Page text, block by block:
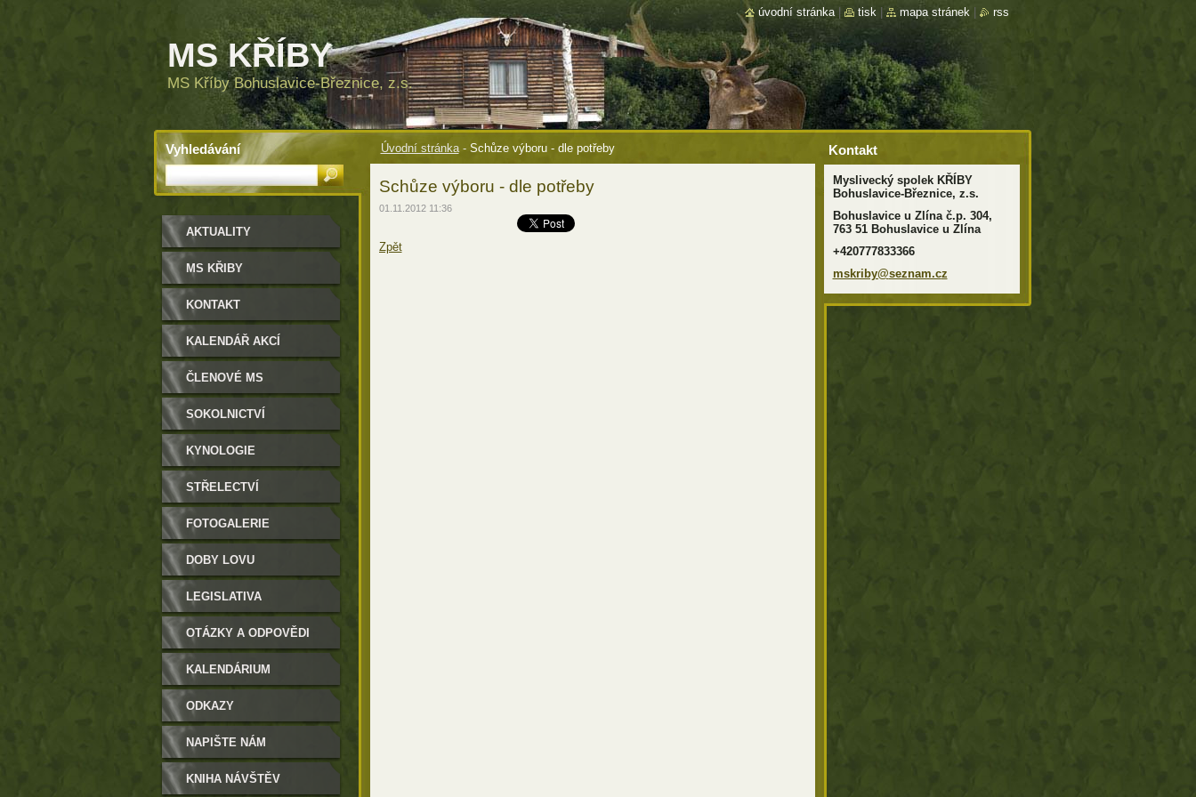
MS KŘÍBY
MS Kříby Bohuslavice-Březnice, z.s.
Úvodní stránka - Schůze výboru - dle potřeby
Schůze výboru - dle potřeby
01.11.2012 11:36
Zpět
AKTUALITY
MS KŘIBY
KONTAKT
KALENDÁŘ AKCÍ
ČLENOVÉ MS
SOKOLNICTVÍ
KYNOLOGIE
STŘELECTVÍ
FOTOGALERIE
DOBY LOVU
LEGISLATIVA
OTÁZKY A ODPOVĚDI
KALENDÁRIUM
ODKAZY
NAPIŠTE NÁM
KNIHA NÁVŠTĚV
Kontakt
Myslivecký spolek KŘÍBY
Bohuslavice-Březnice, z.s.
Bohuslavice u Zlína č.p. 304,
763 51 Bohuslavice u Zlína
+420777833366
mskriby@seznam.cz
Vyhledávání
úvodní stránka tisk mapa stránek rss